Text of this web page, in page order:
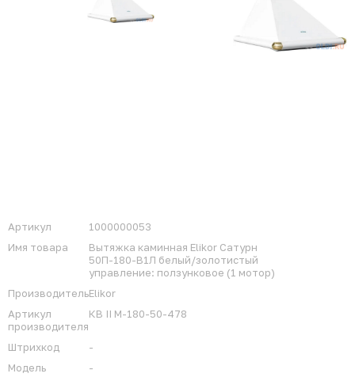
Артикул
1000000053
Имя товара
Вытяжка каминная Elikor Сатурн
50П-180-В1Л белый/золотистый
управление: ползунковое (1 мотор)
ПроизводительElikor
Артикул
производителя
КВ II М-180-50-478
Штрихкод
-
Модель
-